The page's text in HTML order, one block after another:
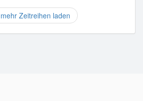
mehr Zeitreihen laden